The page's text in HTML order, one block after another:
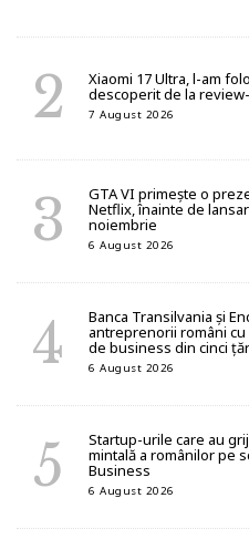
Xiaomi 17 Ultra, l-am
descoperit de la
7 August 2026
GTA VI primește o
Netflix, înainte de
noiembrie
6 August 2026
Banca Transilvania și
antreprenorii români
de business din cinci
6 August 2026
Startup-urile care au
mintală a românilor pe
Business
6 August 2026